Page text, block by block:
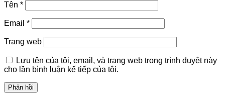
Tên *
Email *
Trang web
Lưu tên của tôi, email, và trang web trong trình duyệt này
cho lần bình luận kế tiếp của tôi.